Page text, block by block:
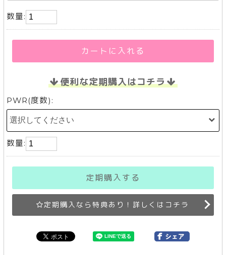
数量:
カートに入れる
便利な定期購入はコチラ
PWR(度数):
数量:
定期購入する
定期購入なら特典あり！詳しくはコチラ